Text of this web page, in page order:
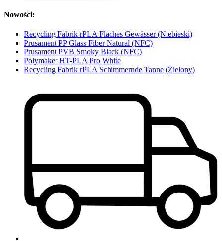
Nowości:
Recycling Fabrik rPLA Flaches Gewässer (Niebieski)
Prusament PP Glass Fiber Natural (NFC)
Prusament PVB Smoky Black (NFC)
Polymaker HT-PLA Pro White
Recycling Fabrik rPLA Schimmernde Tanne (Zielony)